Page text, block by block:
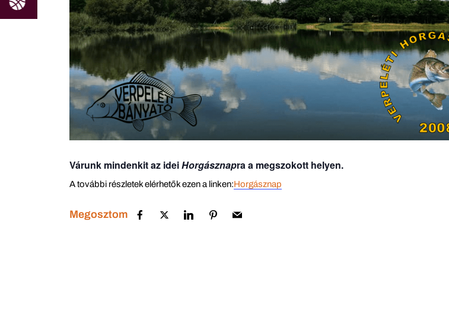
Várunk mindenkit az ideiHorgásznapra a megszokott helyen.
A további részletek elérhetők ezen a linken:Horgásznap
Megosztom